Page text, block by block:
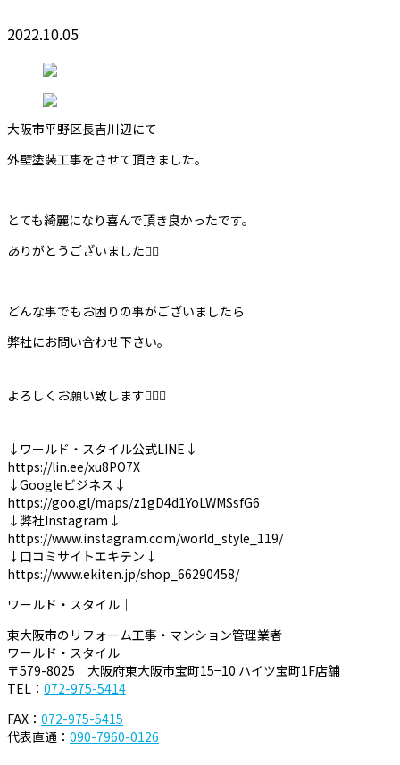
2022.10.05
大阪市平野区長吉川辺にて
外壁塗装工事をさせて頂きました。
とても綺麗になり喜んで頂き良かったです。
ありがとうございました🙇‍♀️
どんな事でもお困りの事がございましたら
弊社にお問い合わせ下さい。
よろしくお願い致します🙇‍♀️✨
↓ワールド・スタイル公式LINE↓
https://lin.ee/xu8PO7X
↓Googleビジネス↓
https://goo.gl/maps/z1gD4d1YoLWMSsfG6
↓弊社Instagram↓
https://www.instagram.com/world_style_119/
↓口コミサイトエキテン↓
https://www.ekiten.jp/shop_66290458/
ワールド・スタイル｜
東大阪市のリフォーム工事・マンション管理業者
ワールド・スタイル
〒579-8025 大阪府東大阪市宝町15−10 ハイツ宝町1F店舗
TEL： 072-975-5414
FAX： 072-975-5415
代表直通： 090-7960-0126